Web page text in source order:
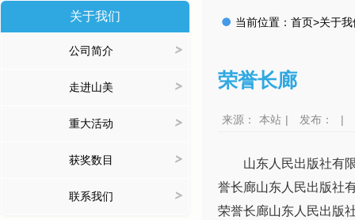
关于我们
>
公司简介
>
走进山美
>
重大活动
>
获奖数目
>
联系我们
当前位置： 首页>关于我
荣誉长廊
来源： 本站 | 发布： |
山东人民出版社有
誉长廊山东人民出版社
荣誉长廊山东人民出版